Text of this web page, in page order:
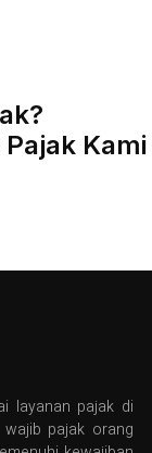
Kami
layanan pajak di
pajak orang